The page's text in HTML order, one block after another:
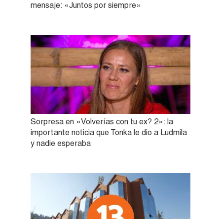
mensaje: «Juntos por siempre»
Sorpresa en «Volverías con tu ex? 2»: la
importante noticia que Tonka le dio a Ludmila
y nadie esperaba